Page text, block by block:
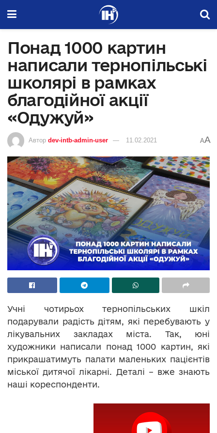
Понад 1000 картин
написали тернопільські
школярі в рамках
благодійної акції
«Одужуй»
Автор dev-intb-admin-user 11.02.2021 AA
Учні чотирьох тернопільських шкіл
подарували радість дітям, які перебувають у
лікувальних закладах міста. Так, юні
художники написали понад 1000 картин, які
прикрашатимуть палати маленьких пацієнтів
міської дитячої лікарні. Деталі – вже знають
наші кореспонденти.